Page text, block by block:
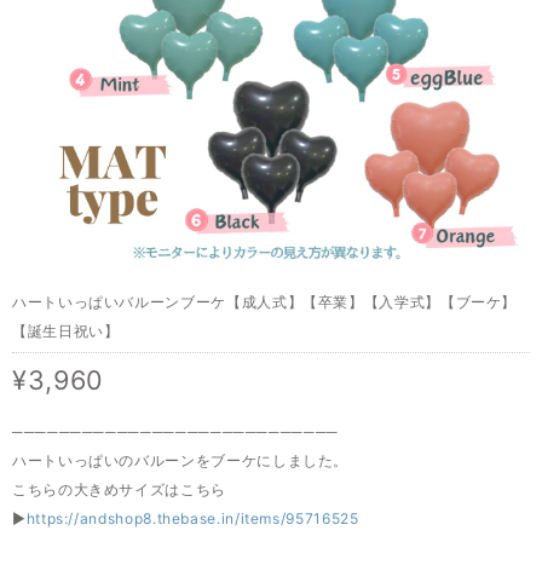
ハートいっぱいバルーンブーケ【成人式】【卒業】【入学式】【ブーケ】
【誕生日祝い】
¥3,960
────────────────────────────
ハートいっぱいのバルーンをブーケにしました。
こちらの大きめサイズはこちら
▶︎ https://andshop8.thebase.in/items/95716525